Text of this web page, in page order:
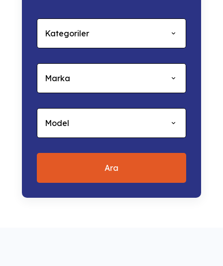
Kategoriler
Marka
Model
Ara